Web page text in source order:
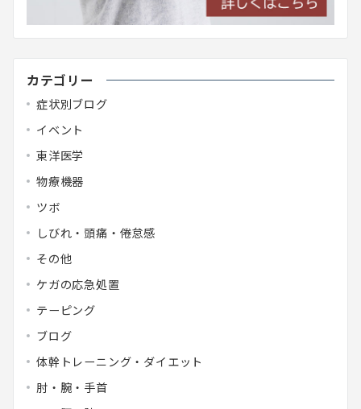
カテゴリー
症状別ブログ
イベント
東洋医学
物療機器
ツボ
しびれ・頭痛・倦怠感
その他
ケガの応急処置
テーピング
ブログ
体幹トレーニング・ダイエット
肘・腕・手首